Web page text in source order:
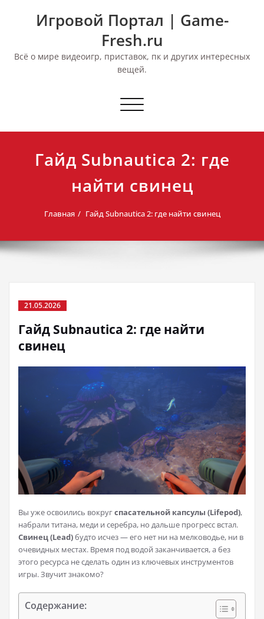
Игровой Портал | Game-
Fresh.ru
Всё о мире видеоигр, приставок, пк и других интересных
вещей.
Переключить
Гайд Subnautica 2: где
найти свинец
Главная Гайд Subnautica 2: где найти свинец
21.05.2026
Гайд Subnautica 2: где найти
свинец
Вы уже освоились вокругспасательной капсулы (Lifepod),
набрали титана, меди и серебра, но дальше прогресс встал.
Свинец (Lead)будто исчез — его нет ни на мелководье, ни в
очевидных местах. Время под водой заканчивается, а без
этого ресурса не сделать один из ключевых инструментов
игры. Звучит знакомо?
Содержание: